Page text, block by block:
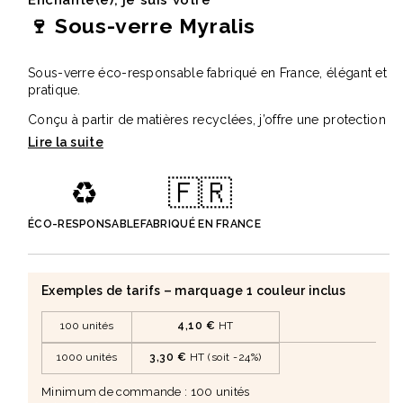
🍷 Sous-verre Myralis
Sous-verre éco-responsable fabriqué en France, élégant et
pratique.
Conçu à partir de matières recyclées, j’offre une protection
idéale pour vos surfaces tout en valorisant une démarche
Résistant aux taches, même de vin, je suis également facile
à nettoyer au quotidien.
Pensé pour être entièrement personnalisable, je m’adapte
• Matière recyclée à base de cuir et latex naturel.
• Fabrication française responsable.
• Résistant aux taches et facile d’entretien.
• Personnalisation complète selon vos besoins.
📐 Caractéristiques
• Matière : 60 % chutes de cuir et latex naturel certifié
♻️
ÉCO-RESPONSABLE
🇫🇷
FABRIQUÉ EN FRANCE
Exemples de tarifs – marquage 1 couleur inclus
100 unités 4,10 € HT
1000 unités 3,30 € HT (soit -24%)
Minimum de commande : 100 unités